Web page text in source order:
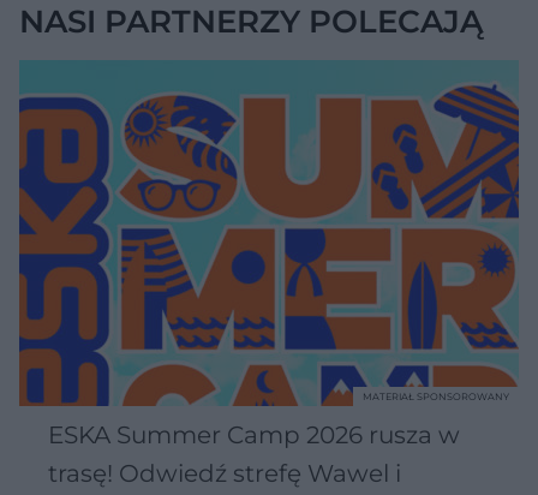
NASI PARTNERZY POLECAJĄ
ESKA Summer Camp 2026 rusza w
trasę! Odwiedź strefę Wawel i
MATERIAŁ SPONSOROWANY